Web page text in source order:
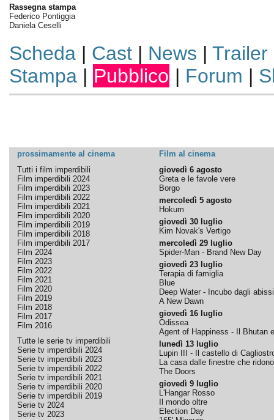
Rassegna stampa
Federico Pontiggia
Daniela Ceselli
Scheda| Cast| News | Trailer
Stampa| Pubblico | Forum |
prossimamente al cinema
Film al cinema
Tutti i film imperdibili
Film imperdibili 2024
Film imperdibili 2023
Film imperdibili 2022
Film imperdibili 2021
Film imperdibili 2020
Film imperdibili 2019
Film imperdibili 2018
Film imperdibili 2017
Film 2024
Film 2023
Film 2022
Film 2021
Film 2020
Film 2019
Film 2018
Film 2017
Film 2016
Tutte le serie tv imperdibili
Serie tv imperdibili 2024
Serie tv imperdibili 2023
Serie tv imperdibili 2022
Serie tv imperdibili 2021
Serie tv imperdibili 2020
Serie tv imperdibili 2019
Serie tv 2024
Serie tv 2023
giovedì 6 agosto
Greta e le favole vere
Borgo
mercoledì 5 agosto
Hokum
giovedì 30 luglio
Kim Novak's Vertigo
mercoledì 29 luglio
Spider-Man - Brand New Day
giovedì 23 luglio
Terapia di famiglia
Blue
Deep Water - Incubo dagli abissi
A New Dawn
giovedì 16 luglio
Odissea
Agent of Happiness - Il Bhutan
lunedì 13 luglio
Lupin III - Il castello di
La casa dalle finestre che ridono
The Doors
giovedì 9 luglio
L'Hangar Rosso
Il mondo oltre
Election Day